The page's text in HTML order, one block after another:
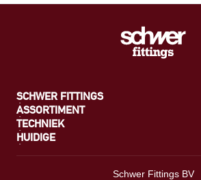
SCHWER FITTINGS
ASSORTIMENT
TECHNIEK
HUIDIGE
Schwer Fittings BV